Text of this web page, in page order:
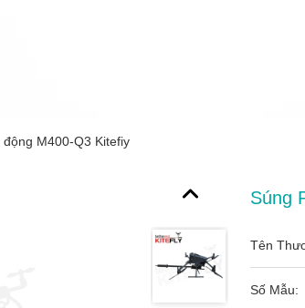
M400-Q3 Kitefiy
Súng
Tên
Số Mẫu: